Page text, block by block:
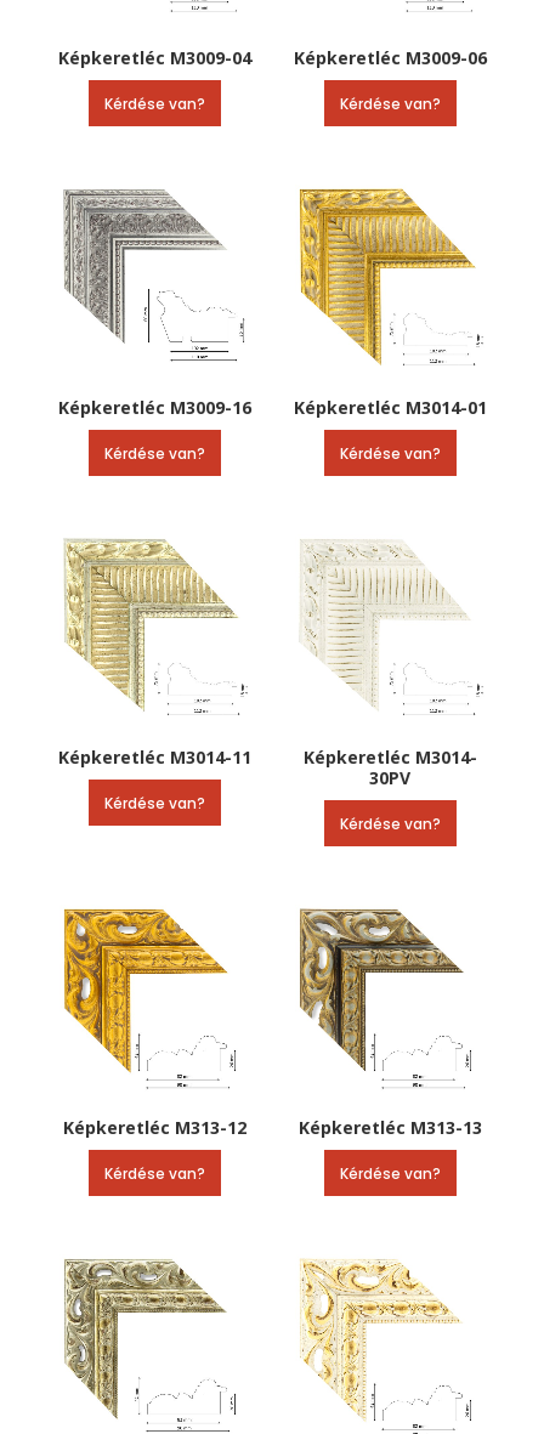
Képkeretléc M3009-04
Kérdése van?
Képkeretléc M3009-06
Kérdése van?
Képkeretléc M3009-16
Kérdése van?
Képkeretléc M3014-01
Kérdése van?
Képkeretléc M3014-11
Kérdése van?
Képkeretléc M3014-
30PV
Kérdése van?
Képkeretléc M313-12
Kérdése van?
Képkeretléc M313-13
Kérdése van?